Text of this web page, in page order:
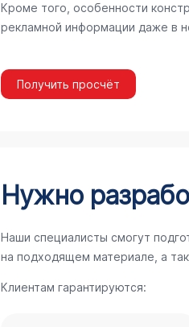
Кроме того, особенности
рекламной информации даже в
Получить просчёт
Нужно
Наши специалисты смогут
на подходящем материале, а
Клиентам гарантируются: